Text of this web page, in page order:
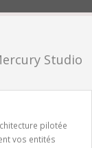
Studio
pilotée
vos entités